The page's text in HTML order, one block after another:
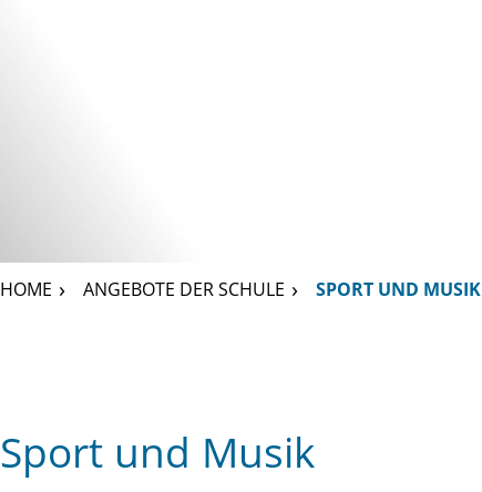
HOME ANGEBOTE DER SCHULE SPORT UND MUSIK
Sport und Musik